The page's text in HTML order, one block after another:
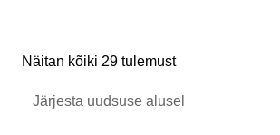
Näitan kõiki 29 tulemust